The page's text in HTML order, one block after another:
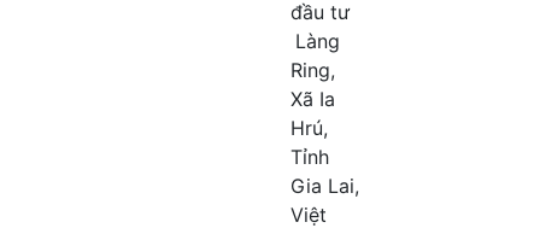
đầu tư
Làng
Ring,
Xã Ia
Hrú,
Tỉnh
Gia Lai,
Việt